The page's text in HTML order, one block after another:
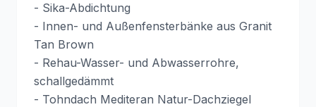
- Sika-Abdichtung
- Innen- und Außenfensterbänke aus Granit
Tan Brown
- Rehau-Wasser- und Abwasserrohre,
schallgedämmt
- Tohndach Mediteran Natur-Dachziegel